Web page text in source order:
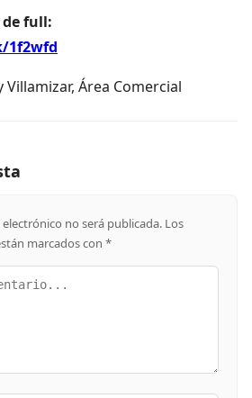
de full:
1f2wfd
Villamizar, Área Comercial
no será publicada. Los
marcados con *